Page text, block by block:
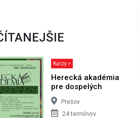
Kurzy >
Herecká akadémia
pre dospelých
Prešov
24 termínov